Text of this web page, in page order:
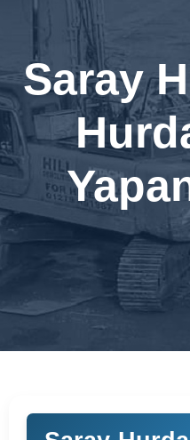
Saray